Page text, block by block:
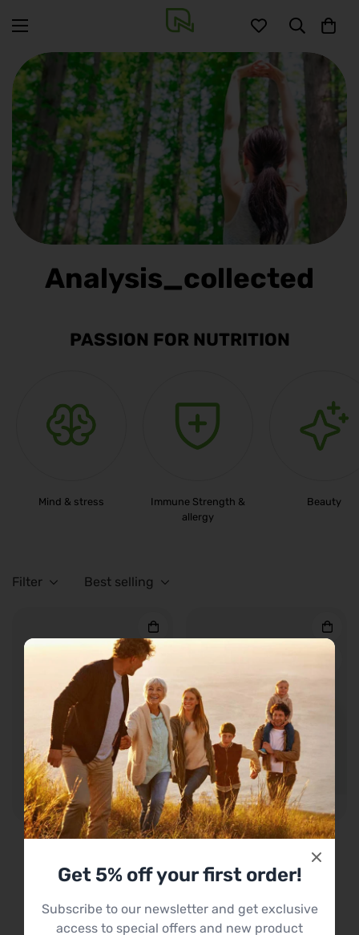
Analysis_collected
PASSION FOR NUTRITION
Mind & stress
Immune Strength &
allergy
Beauty
Filter Best selling
Hair analysis for dogs
price
Hair analysis for horses
price
Get 5% off your first order!
Subscribe to our newsletter and get exclusive
access to special offers and new product